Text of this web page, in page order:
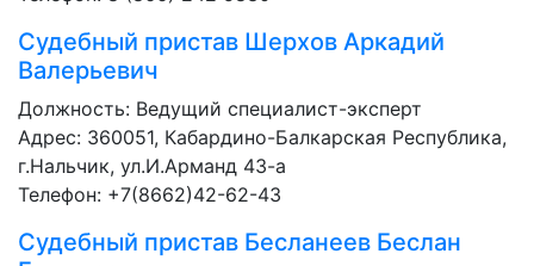
Судебный пристав Шерхов Аркадий
Валерьевич
Должность: Ведущий специалист-эксперт
Адрес: 360051, Кабардино-Балкарская Республика,
г.Нальчик, ул.И.Арманд 43-а
Телефон: +7(8662)42-62-43
Судебный пристав Бесланеев Беслан